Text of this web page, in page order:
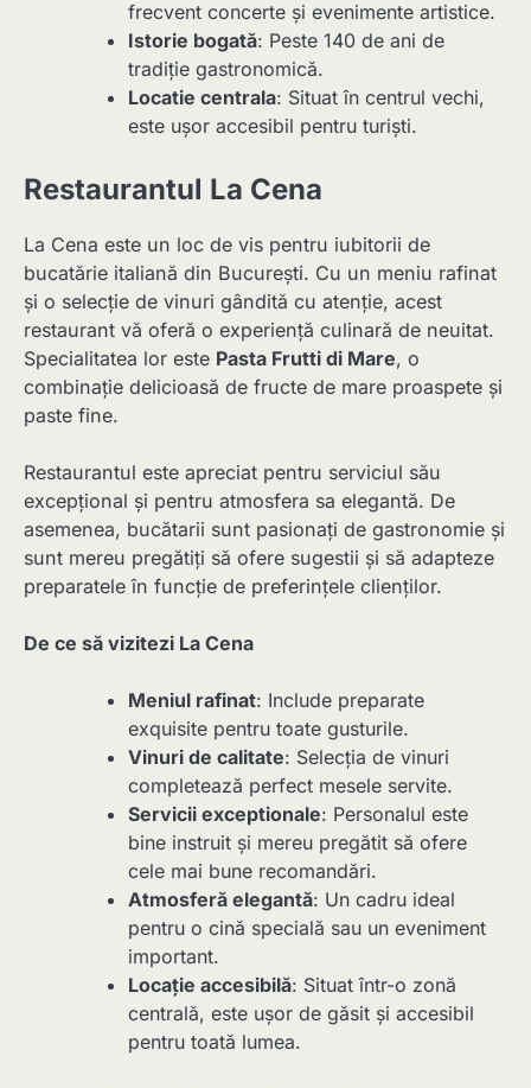
frecvent concerte și evenimente artistice.
Istorie bogată: Peste 140 de ani de
tradiție gastronomică.
Locatie centrala: Situat în centrul vechi,
este ușor accesibil pentru turiști.
Restaurantul La Cena
La Cena este un loc de vis pentru iubitorii de
bucatărie italiană din București. Cu un meniu rafinat
și o selecție de vinuri gândită cu atenție, acest
restaurant vă oferă o experiență culinară de neuitat.
Specialitatea lor este Pasta Frutti di Mare, o
combinație delicioasă de fructe de mare proaspete și
paste fine.
Restaurantul este apreciat pentru serviciul său
excepțional și pentru atmosfera sa elegantă. De
asemenea, bucătarii sunt pasionați de gastronomie și
sunt mereu pregătiți să ofere sugestii și să adapteze
preparatele în funcție de preferințele clienților.
De ce să vizitezi La Cena
Meniul rafinat: Include preparate
exquisite pentru toate gusturile.
Vinuri de calitate: Selecția de vinuri
completează perfect mesele servite.
Servicii exceptionale: Personalul este
bine instruit și mereu pregătit să ofere
cele mai bune recomandări.
Atmosferă elegantă: Un cadru ideal
pentru o cină specială sau un eveniment
important.
Locație accesibilă: Situat într-o zonă
centrală, este ușor de găsit și accesibil
pentru toată lumea.